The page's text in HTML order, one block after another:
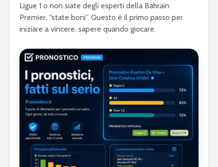
Ligue 1 o non siate degli esperti della Bahrain
Premier, “state boni”. Questo è il primo passo per
iniziare a vincere, sapere quando giocare.